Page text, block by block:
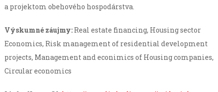
a projektom obehového hospodárstva.
Výskumné záujmy: Real estate financing, Housing sector
Economics, Risk management of residential development
projects, Management and econimics of Housing companies,
Circular economics